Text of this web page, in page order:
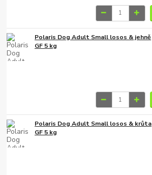
Polaris Dog Adult Small losos & jehně
GF 5 kg
Polaris Dog Adult Small losos & krůta
GF 5 kg